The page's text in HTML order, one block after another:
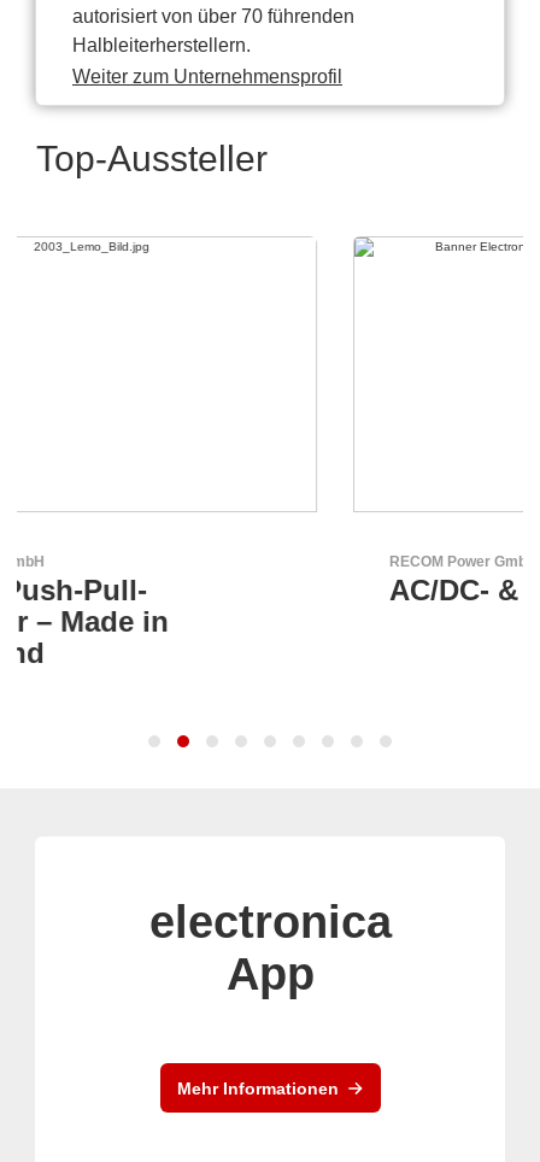
autorisiert von über 70 führenden
Halbleiterherstellern.
Weiter zum Unternehmensprofil
Top-Aussteller
AC/DC- & DC/DC-Wandler
electronica
App
Mehr Informationen